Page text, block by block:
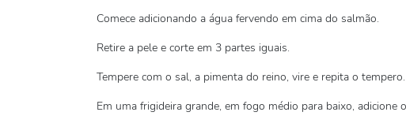
Comece adicionando a água fervendo em cima do salmão.
Retire a pele e corte em 3 partes iguais.
Tempere com o sal, a pimenta do reino, vire e repita o tempero.
Em uma frigideira grande, em fogo médio para baixo, adicione